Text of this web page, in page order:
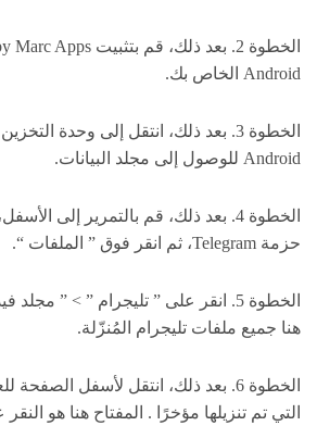
Android الخاص بك.
الخطوة 3. بعد ذلك، انتقل إلى وحدة
Android للوصول إلى مجلد البيانات.
الخطوة 4. بعد ذلك، قم بالتمرير إلى
حزمة Telegram، ثم انقر فوق ” الملفات “.
الخطوة 5. انقر على ” تليجرام ” > ”
هنا جميع ملفات تليجرام المُنزّلة.
الخطوة 6. بعد ذلك، انتقل لأسفل
التي تم تنزيلها مؤخرًا . المفتاح هنا هو